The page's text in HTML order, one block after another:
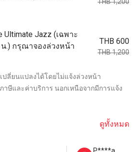
Jazz (เฉพาะ
น.) กรุณาจองล่วงหน้า
THB 600
THB 1,200
ปลี่ยนแปลงได้โดยไม่แจ้งล่วงหน้า
าษีและค่าบริการ นอกเหนือจากมีการแจ้ง
ดูทั้งหมด